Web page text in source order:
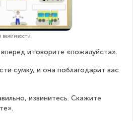
вежливости
и говорите «пожалуйста».
сумку, и она поблагодарит вас
извинитесь. Скажите